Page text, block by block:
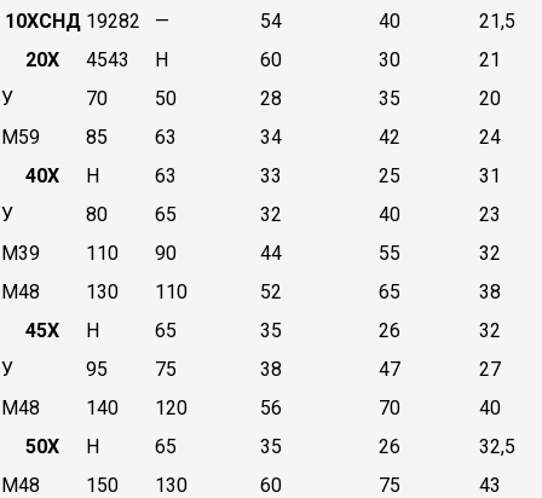
10ХСНД 19282 — 54 40
21,5
20Х
4543 Н 60 30
21
У
70 50 28 35
20
М59
85 63 34 42
24
40Х
Н 63 33 25
31
У
80 65 32 40
23
М39
110 90 44 55
32
М48
130 110 52 65
38
45Х
Н 65 35 26
32
У
95 75 38 47
27
М48
140 120 56 70
40
50Х
Н 65 35 26
32,5
М48
150 130 60 75
43